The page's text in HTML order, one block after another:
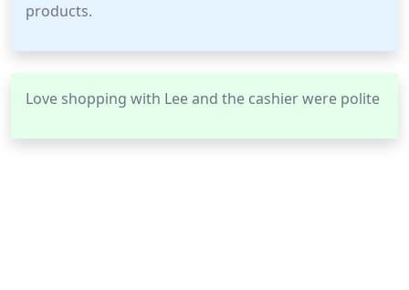
products.
Love shopping with Lee and the cashier were polite